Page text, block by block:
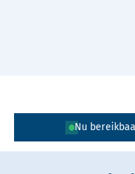
Nu
Lees voor
Simpele tekst